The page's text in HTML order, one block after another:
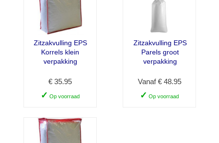
Zitzakvulling EPS
Korrels klein
verpakking
€ 35.95
✓ Op voorraad
Zitzakvulling EPS
Parels groot
verpakking
Vanaf € 48.95
✓ Op voorraad